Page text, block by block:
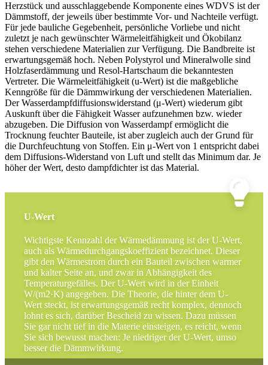
Herzstück und ausschlaggebende Komponente eines WDVS ist der
Dämmstoff, der jeweils über bestimmte Vor- und Nachteile verfügt.
Für jede bauliche Gegebenheit, persönliche Vorliebe und nicht
zuletzt je nach gewünschter Wärmeleitfähigkeit und Ökobilanz
stehen verschiedene Materialien zur Verfügung. Die Bandbreite ist
erwartungsgemäß hoch. Neben Polystyrol und Mineralwolle sind
Holzfaserdämmung und Resol-Hartschaum die bekanntesten
Vertreter. Die Wärmeleitfähigkeit (u-Wert) ist die maßgebliche
Kenngröße für die Dämmwirkung der verschiedenen Materialien.
Der Wasserdampfdiffusionswiderstand (μ-Wert) wiederum gibt
Auskunft über die Fähigkeit Wasser aufzunehmen bzw. wieder
abzugeben. Die Diffusion von Wasserdampf ermöglicht die
Trocknung feuchter Bauteile, ist aber zugleich auch der Grund für
die Durchfeuchtung von Stoffen. Ein μ-Wert von 1 entspricht dabei
dem Diffusions-Widerstand von Luft und stellt das Minimum dar. Je
höher der Wert, desto dampfdichter ist das Material.
U-Wert
Wichtigste Kennzahl der Wärmedämmung ist der U-Wert,
auch als Wärmedurchgangskoeffizient bezeichnet. Dieser
gibt den Wärmestrom durch ein Bauteil zwischen warmer
und kalter Seite an, und zwar in Abhängigkeit des
Temperaturgefälles. Der U-Wert wird in der Einheit
W/(m2·K) angegeben. Die Theorie, die hinter dem U-
Wert steckt, ist erwartungsgemäß recht komplex, dennoch
lohnt es sich, darüber Bescheid zu wissen. Dazu müssen
Sie gar nicht tief in die Materie einsteigen, es reicht, wenn
Sie sich bewusst machen: Je niedriger der U-Wert, umso
besser die Dämmwirkung.